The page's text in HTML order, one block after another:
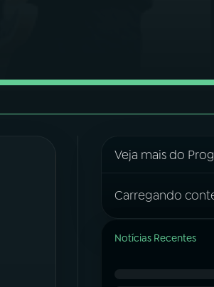
Veja mais do
Carregando
Notícias Recentes